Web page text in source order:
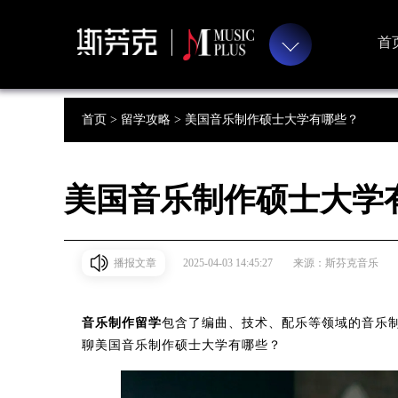
首
首页 > 留学攻略 > 美国音乐制作硕士大学有哪些？
美国音乐制作硕士大学
播报文章 2025-04-03 14:45:27 来源：斯芬克音乐
音乐制作留学包含了编曲、技术、配乐等领域的音乐
聊美国音乐制作硕士大学有哪些？